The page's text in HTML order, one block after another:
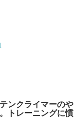
ンクライマーのや
トレーニングに慣